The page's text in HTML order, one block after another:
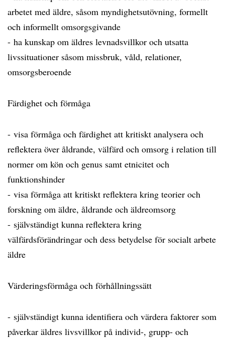
arbetet med äldre, såsom myndighetsutövning, formellt
och informellt omsorgsgivande
- ha kunskap om äldres levnadsvillkor och utsatta
livssituationer såsom missbruk, våld, relationer,
omsorgsberoende
Färdighet och förmåga
- visa förmåga och färdighet att kritiskt analysera och
reflektera över åldrande, välfärd och omsorg i relation till
normer om kön och genus samt etnicitet och
funktionshinder
- visa förmåga att kritiskt reflektera kring teorier och
forskning om äldre, åldrande och äldreomsorg
- självständigt kunna reflektera kring
välfärdsförändringar och dess betydelse för socialt arbete
äldre
Värderingsförmåga och förhållningssätt
- självständigt kunna identifiera och värdera faktorer som
påverkar äldres livsvillkor på individ-, grupp- och